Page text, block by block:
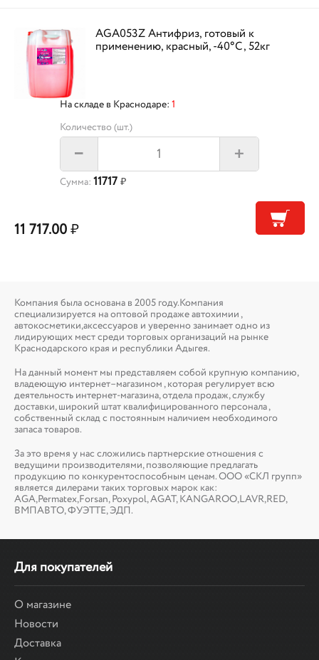
AGA053Z Антифриз, готовый к
применению, красный, -40°С, 52кг
На складе в Краснодаре: 1
Количество (шт.)
– +
Сумма: 11717 ₽
11 717.00₽
Компания была основана в 2005 году.Компания
специализируется на оптовой продаже автохимии ,
автокосметики,аксессуаров и уверенно занимает одно из
лидирующих мест среди торговых организаций на рынке
Краснодарского края и республики Адыгея.
На данный момент мы представляем собой крупную компанию,
владеющую интернет–магазином , которая регулирует всю
деятельность интернет-магазина, отдела продаж, службу
доставки, широкий штат квалифицированного персонала ,
собственный склад c постоянным наличием необходимого
запаса товаров.
За это время у нас сложились партнерские отношения с
ведущими производителями, позволяющие предлагать
продукцию по конкурентоспособным ценам. ООО «СКЛ групп»
является дилерами таких торговых марок как:
AGA,Permatex,Forsan, Poxypol, AGAT, KANGAROO,LAVR,RED,
ВМПАВТО, ФУЭТТЕ, ЭДП.
Для покупателей
О магазине
Новости
Доставка